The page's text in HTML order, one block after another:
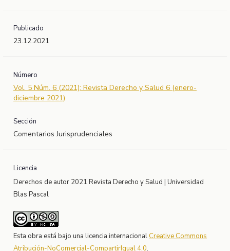
Publicado
23.12.2021
Número
Vol. 5 Núm. 6 (2021): Revista Derecho y Salud 6 (enero-
diciembre 2021)
Sección
Comentarios Jurisprudenciales
Licencia
Derechos de autor 2021 Revista Derecho y Salud | Universidad
Blas Pascal
Esta obra está bajo una licencia internacional Creative Commons
Atribución-NoComercial-CompartirIgual 4.0.